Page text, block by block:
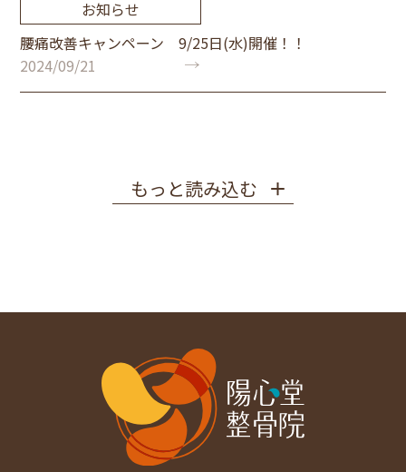
お知らせ
腰痛改善キャンペーン 9/25日(水)開催！！
2024/09/21
もっと読み込む